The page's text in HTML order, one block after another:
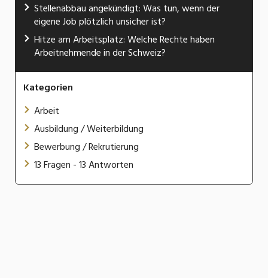
Stellenabbau angekündigt: Was tun, wenn der
eigene Job plötzlich unsicher ist?
Hitze am Arbeitsplatz: Welche Rechte haben
Arbeitnehmende in der Schweiz?
Kategorien
Arbeit
Ausbildung / Weiterbildung
Bewerbung / Rekrutierung
13 Fragen - 13 Antworten